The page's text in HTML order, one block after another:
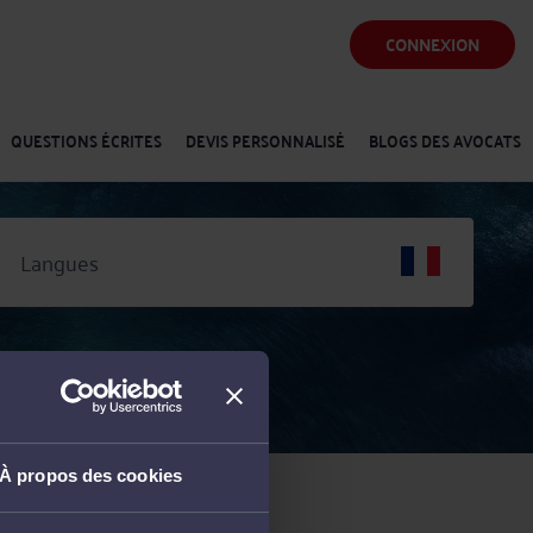
À propos des cookies
CONNEXION
QUESTIONS ÉCRITES DEVIS PERSONNALISÉ BLOGS DES AVOCATS
Langues